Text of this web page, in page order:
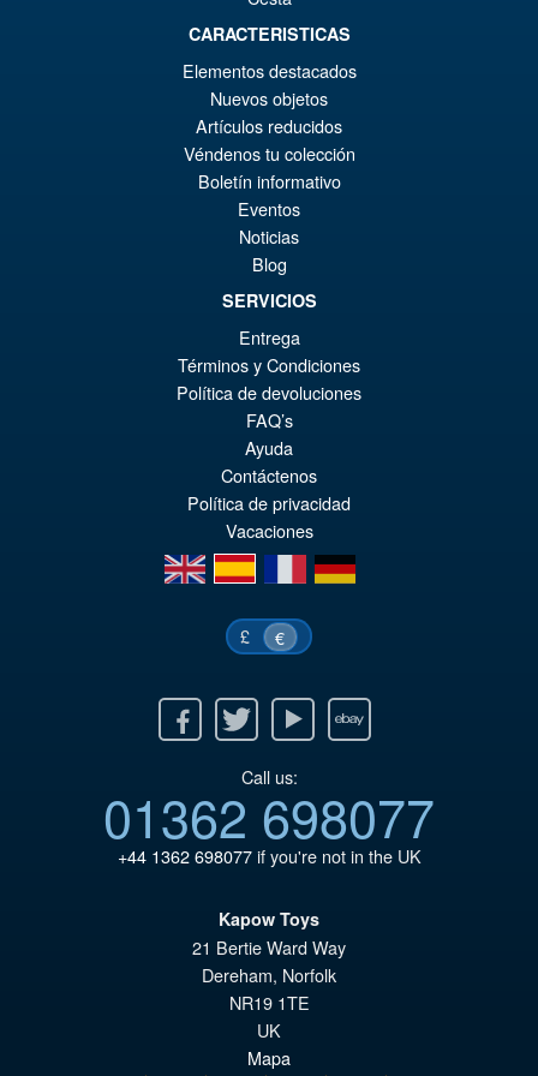
PRE ORDENA
S.H.MonsterArts Godzilla 2003
Tokyo SOS Action Figure
PRE ORDENA
CARACTERISTICAS
Elementos destacados
Nuevos objetos
Artículos reducidos
Véndenos tu colección
Boletín informativo
Eventos
Noticias
Blog
SERVICIOS
Entrega
Términos y Condiciones
Política de devoluciones
FAQ’s
Ayuda
Contáctenos
Política de privacidad
Vacaciones
en
es fr de
£ €
Twitter Youtube Ebay
Call us:
01362 698077
+44 1362 698077if you're not in the UK
Kapow Toys
21 Bertie Ward Way
Dereham, Norfolk
NR19 1TE
UK
Mapa